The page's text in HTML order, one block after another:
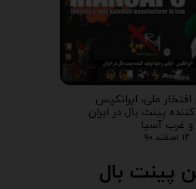
پینت بال
ملی، ایرانکپس
پینت بال در ایران
و غرب آسیا
۱۲ اسفند ۹۰